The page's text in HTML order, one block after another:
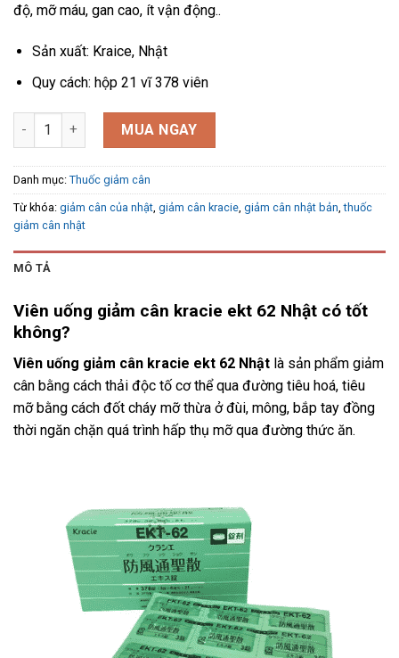
độ, mỡ máu, gan cao, ít vận động..
Sản xuất: Kraice, Nhật
Quy cách: hộp 21 vĩ 378 viên
Thuốc giảm cân kracie ekt 62 của Nhật số lượng
MUA NGAY
Danh mục: Thuốc giảm cân
Từ khóa: giảm cân của nhật, giảm cân kracie, giảm cân nhật bản,thuốc
giảm cân nhật
MÔ TẢ
Viên uống giảm cân kracie ekt 62 Nhật có tốt
không?
Viên uống giảm cân kracie ekt 62 Nhật là sản phẩm giảm
cân bằng cách thải độc tố cơ thể qua đường tiêu hoá, tiêu
mỡ bằng cách đốt cháy mỡ thừa ở đùi, mông, bắp tay đồng
thời ngăn chặn quá trình hấp thụ mỡ qua đường thức ăn.